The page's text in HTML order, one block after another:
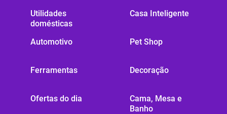
Utilidades
domésticas
Automotivo
Ferramentas
Ofertas do dia
Casa Inteligente
Pet Shop
Decoração
Cama, Mesa e
Banho